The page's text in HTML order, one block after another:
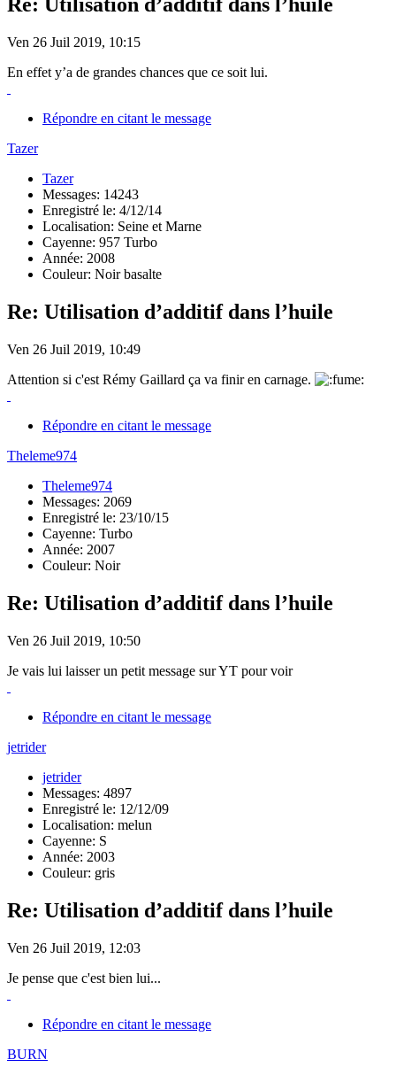
Re: Utilisation d’additif dans l’huile
Ven 26 Juil 2019, 10:15
En effet y’a de grandes chances que ce soit lui.
Répondre en citant le message
Tazer
Tazer
Messages: 14243
Enregistré le: 4/12/14
Localisation: Seine et Marne
Cayenne: 957 Turbo
Année: 2008
Couleur: Noir basalte
Re: Utilisation d’additif dans l’huile
Ven 26 Juil 2019, 10:49
Attention si c'est Rémy Gaillard ça va finir en carnage.
Répondre en citant le message
Theleme974
Theleme974
Messages: 2069
Enregistré le: 23/10/15
Cayenne: Turbo
Année: 2007
Couleur: Noir
Re: Utilisation d’additif dans l’huile
Ven 26 Juil 2019, 10:50
Je vais lui laisser un petit message sur YT pour voir
Répondre en citant le message
jetrider
jetrider
Messages: 4897
Enregistré le: 12/12/09
Localisation: melun
Cayenne: S
Année: 2003
Couleur: gris
Re: Utilisation d’additif dans l’huile
Ven 26 Juil 2019, 12:03
Je pense que c'est bien lui...
Répondre en citant le message
BURN